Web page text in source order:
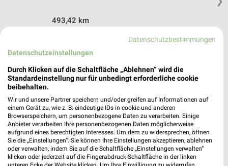
493,42 km
nah & gut Angebote in Taufkirchen
Supermärkte Angebote für Polling und
Umgebung
5 Prospekte
Datenschutzbestimmungen
Datenschutzeinstellungen
Durch Klicken auf die Schaltfläche „Ablehnen“ wird die
Standardeinstellung nur für unbedingt erforderliche cookie
beibehalten.
Wir und unsere Partner speichern und/oder greifen auf Informationen auf
einem Gerät zu, wie z. B. eindeutige IDs in cookie und anderen
Browserspeichern, um personenbezogene Daten zu verarbeiten. Einige
Anbieter verarbeiten Ihre personenbezogenen Daten möglicherweise
aufgrund eines berechtigten Interesses. Um dem zu widersprechen, öffnen
Sie die „Einstellungen“. Sie können Ihre Einstellungen akzeptieren, ablehnen
oder verwalten, indem Sie auf die Schaltfläche „Einstellungen verwalten“
klicken oder jederzeit auf die Fingerabdruck-Schaltfläche in der linken